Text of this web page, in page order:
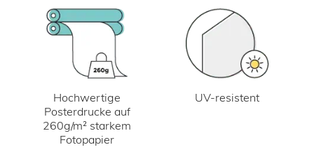
Hochwertige
Posterdrucke auf
260g/m² starkem
Fotopapier
UV-resistent